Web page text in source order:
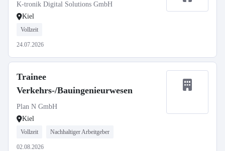
K-tronik Digital Solutions GmbH
Kiel
Vollzeit
24.07.2026
Trainee
Verkehrs-/Bauingenieurwesen
Plan N GmbH
Kiel
Vollzeit Nachhaltiger Arbeitgeber
02.08.2026